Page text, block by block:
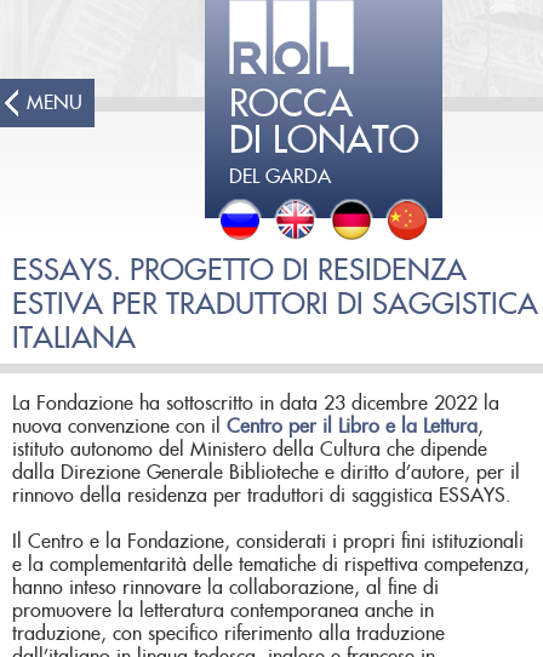
ROCCA
DI LONATO
DEL GARDA
MENU
ESSAYS. PROGETTO DI RESIDENZA
ESTIVA PER TRADUTTORI DI SAGGISTICA
ITALIANA
La Fondazione ha sottoscritto in data 23 dicembre 2022 la
nuova convenzione con il Centro per il Libro e la Lettura,
istituto autonomo del Ministero della Cultura che dipende
dalla Direzione Generale Biblioteche e diritto d’autore, per il
rinnovo della residenza per traduttori di saggistica ESSAYS.
Il Centro e la Fondazione, considerati i propri fini istituzionali
e la complementarità delle tematiche di rispettiva competenza,
hanno inteso rinnovare la collaborazione, al fine di
promuovere la letteratura contemporanea anche in
traduzione, con specifico riferimento alla traduzione